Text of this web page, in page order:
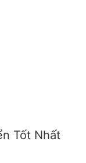
Tốt Nhất